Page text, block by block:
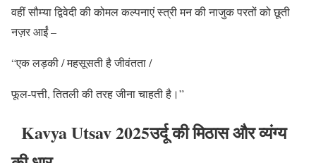
वहीं सौम्या द्विवेदी की कोमल कल्पनाएं स्त्री मन की नाजुक परतों को छूती
नज़र आईं –
“एक लड़की / महसूसती है जीवंतता /
फूल-पत्ती, तितली की तरह जीना चाहती है।”
Kavya Utsav 2025उर्दू की मिठास और व्यंग्य